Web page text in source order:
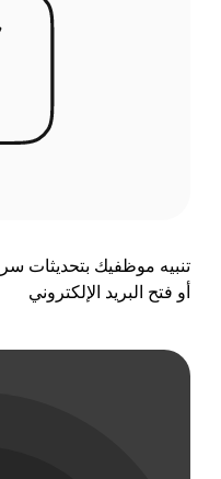
تنبيه موظفيك بتحديثات
أو فتح البريد الإلكتروني